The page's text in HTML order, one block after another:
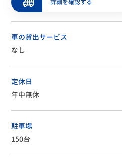
車の貸出サービス
なし
定休日
年中無休
駐車場
150台
ネット通販